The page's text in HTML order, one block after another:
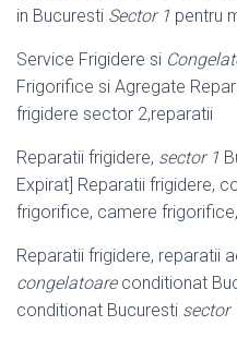
in Bucuresti Sector 1 pentru
Service Frigidere si
Frigorifice si Agregate
frigidere sector 2,reparatii
Reparatii frigidere, sector 1
Expirat] Reparatii frigidere,
frigorifice, camere frigorifice,
Reparatii frigidere, reparatii
congelatoareconditionat
conditionat Bucuresti sector